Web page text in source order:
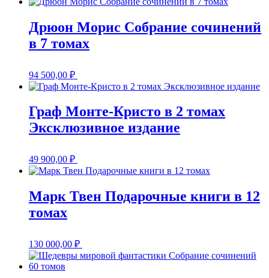
Дрюон Морис Собрание сочинений
в 7 томах
94 500,00 ₽
Граф Монте-Кристо в 2 томах
Эксклюзивное издание
49 900,00 ₽
Марк Твен Подарочные книги в 12
томах
130 000,00 ₽